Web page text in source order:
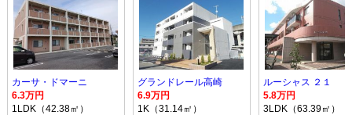
カーサ・ドマーニ
6.3万円
1LDK（42.38㎡）
グランドレール高崎
6.9万円
1K（31.14㎡）
ルーシャス ２１
5.8万円
3LDK（63.39㎡）